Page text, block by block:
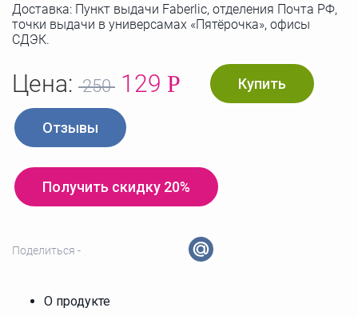
Доставка: Пункт выдачи Faberlic, отделения Почта РФ,
точки выдачи в универсамах «Пятёрочка», офисы
СДЭК.
Цена: 250 129 Р Купить
Отзывы
Получить скидку 20%
Поделиться -
О продукте